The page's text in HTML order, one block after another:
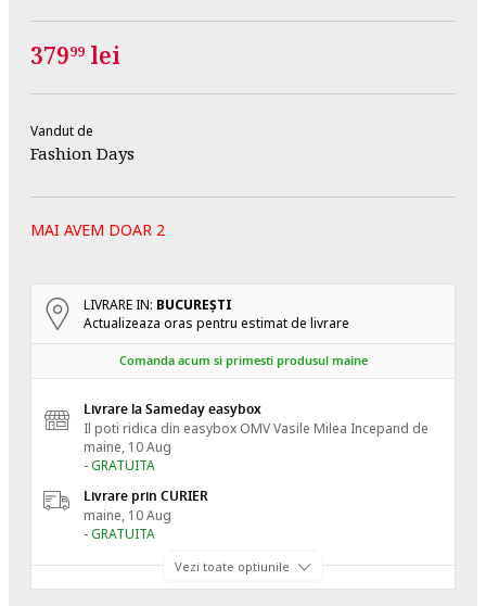
37999 lei
Vandut de
Fashion Days
MAI AVEM DOAR 2
LIVRARE IN: BUCUREŞTI
Actualizeaza oras pentru estimat de livrare
Comanda acum si primesti produsul maine
Livrare la Sameday easybox
Il poti ridica din easybox OMV Vasile Milea Incepand de
maine, 10 Aug
- GRATUITA
Livrare prin CURIER
maine, 10 Aug
- GRATUITA
Vezi toate optiunile